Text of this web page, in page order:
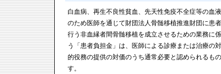
白血病、再生不良性貧血、先天性免疫不全症等の血
のため医師を通じて財団法人骨髄移植推進財団に患
行う非血縁者間骨髄移植を成立させるための業務に
う「患者負担金」は、医師による診療または治療の
的役務の提供の対価のうち通常必要と認められるも
す。